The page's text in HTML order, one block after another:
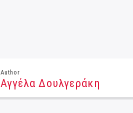
Author
Αγγέλα Δουλγεράκη